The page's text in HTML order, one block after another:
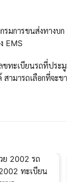
รมการขนส่งทางบ
EMS
ทะเบียนรถที่ประ
มารถเลือกที่จะข